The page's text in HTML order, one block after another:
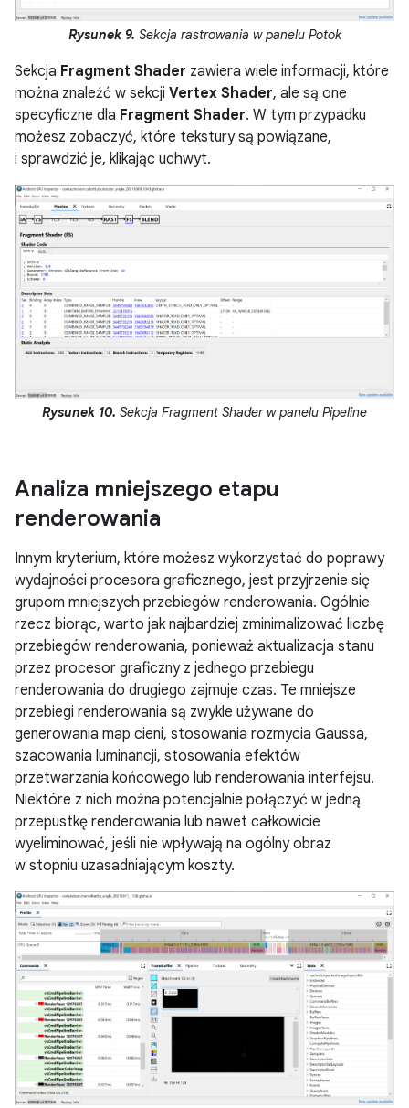
Rysunek 9. Sekcja rastrowania w panelu Potok
Sekcja Fragment Shader zawiera wiele informacji, które
można znaleźć w sekcji Vertex Shader, ale są one
specyficzne dla Fragment Shader. W tym przypadku
możesz zobaczyć, które tekstury są powiązane,
i sprawdzić je, klikając uchwyt.
Rysunek 10. Sekcja Fragment Shader w panelu Pipeline
Analiza mniejszego etapu
renderowania
Innym kryterium, które możesz wykorzystać do poprawy
wydajności procesora graficznego, jest przyjrzenie się
grupom mniejszych przebiegów renderowania. Ogólnie
rzecz biorąc, warto jak najbardziej zminimalizować liczbę
przebiegów renderowania, ponieważ aktualizacja stanu
przez procesor graficzny z jednego przebiegu
renderowania do drugiego zajmuje czas. Te mniejsze
przebiegi renderowania są zwykle używane do
generowania map cieni, stosowania rozmycia Gaussa,
szacowania luminancji, stosowania efektów
przetwarzania końcowego lub renderowania interfejsu.
Niektóre z nich można potencjalnie połączyć w jedną
przepustkę renderowania lub nawet całkowicie
wyeliminować, jeśli nie wpływają na ogólny obraz
w stopniu uzasadniającym koszty.